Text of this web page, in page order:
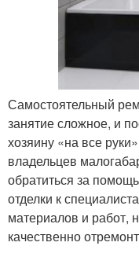
Самостоятельный
занятие сложное, и
хозяину «на все
владельцев
обратиться за
отделки к
материалов и работ,
качественно